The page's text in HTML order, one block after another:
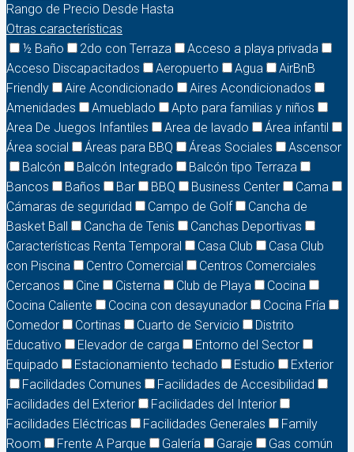
Rango de Precio Desde Hasta
Otras características
½ Baño
2do con Terraza
Acceso a playa privada
Acceso Discapacitados
Aeropuerto Agua
AirBnB
Friendly
Aire Acondicionado
Aires Acondicionados
Amenidades
Amueblado
Apto para familias y niños
Area De Juegos Infantiles
Area de lavado
Área infantil
Área social
Áreas para BBQ Áreas Sociales
Ascensor
Balcón
Balcón Integrado
Balcón tipo Terraza
Bancos
Baños Bar BBQ Business Center
Cama
Cámaras de seguridad
Campo de Golf
Cancha de
Basket Ball
Cancha de Tenis
Canchas Deportivas
Características Renta Temporal
Casa Club
Casa Club
con Piscina
Centro Comercial
Centros Comerciales
Cercanos
Cine Cisterna Club de Playa
Cocina
Cocina Caliente
Cocina con desayunador
Cocina Fría
Comedor
Cortinas Cuarto de Servicio
Distrito
Educativo
Elevador de carga
Entorno del Sector
Equipado
Estacionamiento techado Estudio
Exterior
Facilidades Comunes
Facilidades de Accesibilidad
Facilidades del Exterior
Facilidades del Interior
Facilidades Eléctricas
Facilidades Generales
Family
Room
Frente A Parque Galería Garaje
Gas común